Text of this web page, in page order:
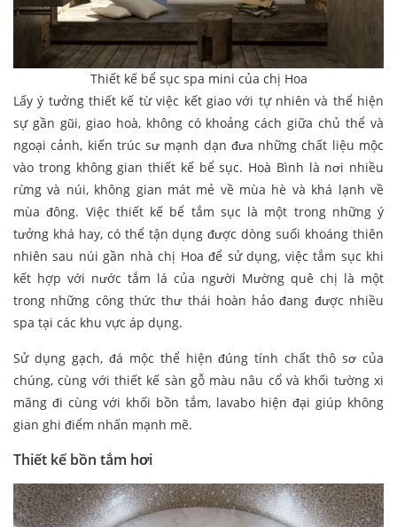
Thiết kế bể sục spa mini của chị Hoa
Lấy ý tưởng thiết kế từ việc kết giao với tự nhiên và thể hiện
sự gần gũi, giao hoà, không có khoảng cách giữa chủ thể và
ngoại cảnh, kiến trúc sư mạnh dạn đưa những chất liệu mộc
vào trong không gian thiết kế bể sục. Hoà Bình là nơi nhiều
rừng và núi, không gian mát mẻ về mùa hè và khá lạnh về
mùa đông. Việc thiết kế bể tắm sục là một trong những ý
tưởng khá hay, có thể tận dụng được dòng suối khoáng thiên
nhiên sau núi gần nhà chị Hoa để sử dụng, việc tắm sục khi
kết hợp với nước tắm lá của người Mường quê chị là một
trong những công thức thư thái hoàn hảo đang được nhiều
spa tại các khu vực áp dụng.
Sử dụng gạch, đá mộc thể hiện đúng tính chất thô sơ của
chúng, cùng với thiết kế sàn gỗ màu nâu cổ và khối tường xi
măng đi cùng với khối bồn tắm, lavabo hiện đại giúp không
gian ghi điểm nhấn mạnh mẽ.
Thiết kế bồn tắm hơi